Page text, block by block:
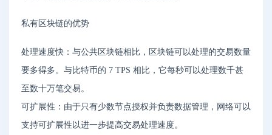
私有区块链的优势
处理速度快：与公共区块链相比，区块链可以处理的交易数量
要多得多。与比特币的 7 TPS 相比，它每秒可以处理数千甚
至数十万笔交易。
可扩展性：由于只有少数节点授权并负责数据管理，网络可以
支持可扩展性以进一步提高交易处理速度。